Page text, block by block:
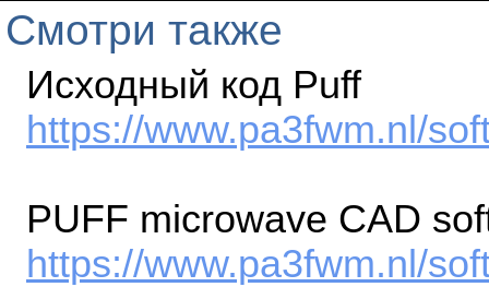
Смотри также
Исходный код Puff
https://www.pa3fwm.nl/
PUFF microwave CAD
https://www.pa3fwm.nl/